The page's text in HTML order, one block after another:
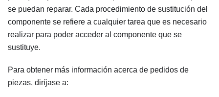
se puedan reparar. Cada procedimiento de sustitución del
componente se refiere a cualquier tarea que es necesario
realizar para poder acceder al componente que se
sustituye.
Para obtener más información acerca de pedidos de
piezas, diríjase a: